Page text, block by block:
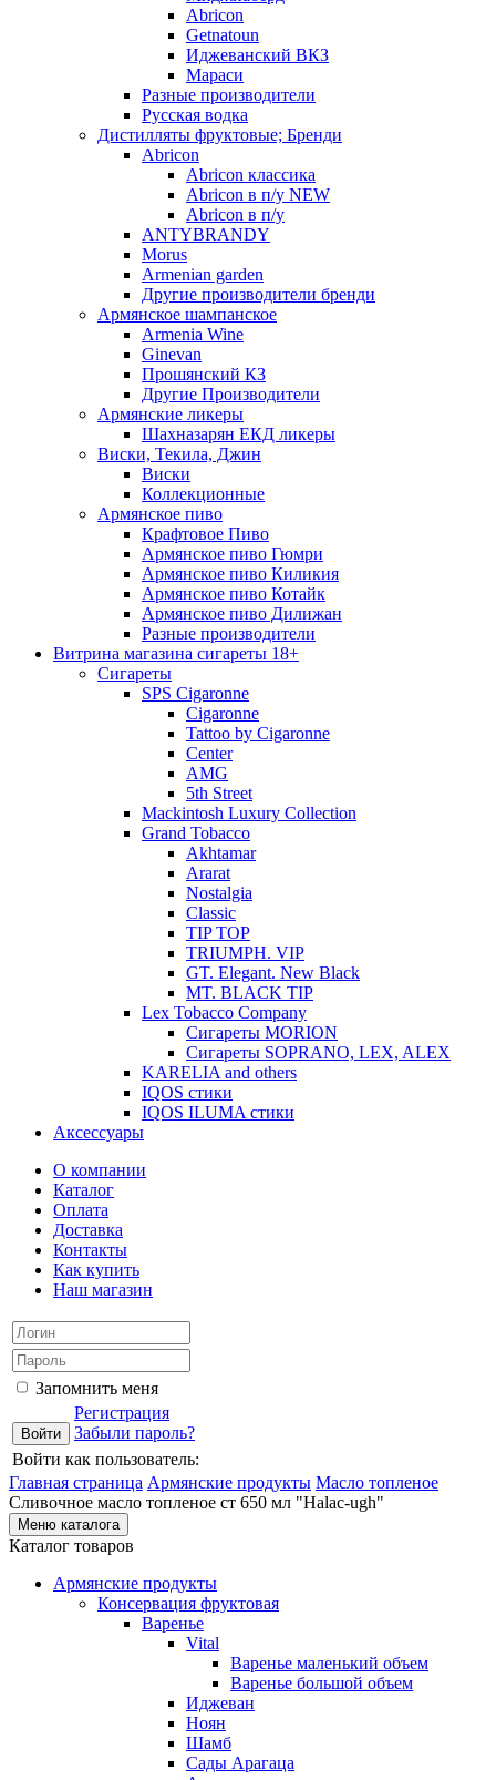
Abricon
Getnatoun
Иджеванский ВКЗ
Мараси
Разные производители
Русская водка
Дистилляты фруктовые; Бренди
Abricon
Abricon классика
Abricon в п/у NEW
Abricon в п/у
ANTYBRANDY
Morus
Armenian garden
Другие производители бренди
Армянское шампанское
Armenia Wine
Ginevan
Прошянский КЗ
Другие Производители
Армянские ликеры
Шахназарян ЕКД ликеры
Виски, Текила, Джин
Виски
Коллекционные
Армянское пиво
Крафтовое Пиво
Армянское пиво Гюмри
Армянское пиво Киликия
Армянское пиво Котайк
Армянское пиво Дилижан
Разные производители
Витрина магазина сигареты 18+
Cигареты
SPS Cigaronne
Сigaronne
Tattoo by Cigaronne
Center
AMG
5th Street
Mackintosh Luxury Collection
Grand Tobacco
Akhtamar
Ararat
Nostalgia
Classic
TIP TOP
TRIUMPH. VIP
GT. Elegant. New Black
MT. BLACK TIP
Lex Tobacco Company
Сигареты MORION
Сигареты SOPRANO, LEX, ALEX
KARELIA and others
IQOS стики
IQOS ILUMA стики
Аксессуары
О компании
Каталог
Оплата
Доставка
Контакты
Как купить
Наш магазин
Запомнить меня
Регистрация
Забыли пароль?
Войти как пользователь:
Главная страница Армянские продукты Масло топленое
Сливочное масло топленое ст 650 мл "Halac-ugh"
Меню каталога
Каталог товаров
Армянские продукты
Консервация фруктовая
Варенье
Vital
Варенье маленький объем
Варенье большой объем
Иджеван
Ноян
Шамб
Сады Арагаца